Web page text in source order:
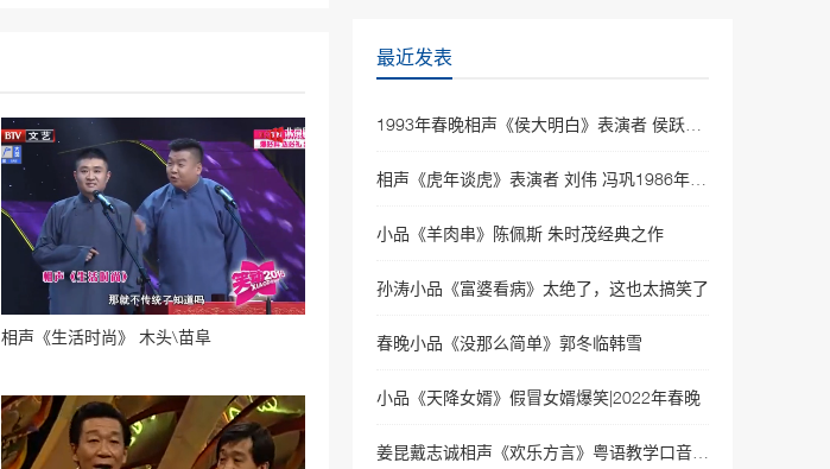
相声《生活时尚》 木头\苗阜
最近发表
小品《羊肉串》陈佩斯 朱时茂经典之作
孙涛小品《富婆看病》太绝了，这也太搞笑了
春晚小品《没那么简单》郭冬临韩雪
小品《天降女婿》假冒女婿爆笑|2022年春晚